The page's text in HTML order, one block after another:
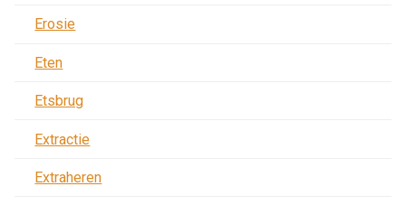
Erosie
Eten
Etsbrug
Extractie
Extraheren